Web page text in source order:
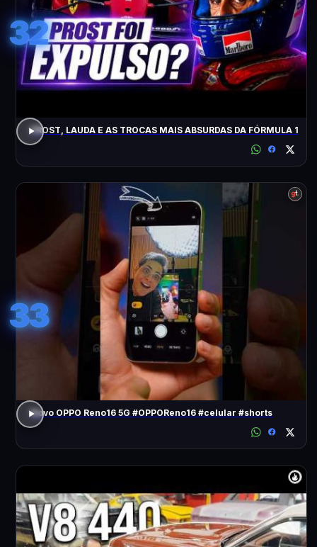
32
PROST, LAUDA E AS TROCAS MAIS ABSURDAS DA FÓRMULA 1
33
Novo OPPO Reno16 5G #OPPOReno16 #celular #shorts